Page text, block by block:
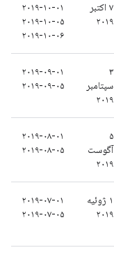
۷ اکتبر
۲۰۱۹
۲۰۱۹-۱۰-۰۱
۲۰۱۹-۱۰-۰۵
۲۰۱۹-۱۰-۰۶
۳
سپتامبر
۲۰۱۹
۲۰۱۹-۰۹-۰۱
۲۰۱۹-۰۹-۰۵
۵
آگوست
۲۰۱۹
۲۰۱۹-۰۸-۰۱
۲۰۱۹-۰۸-۰۵
۱ ژوئیه
۲۰۱۹
۲۰۱۹-۰۷-۰۱
۲۰۱۹-۰۷-۰۵